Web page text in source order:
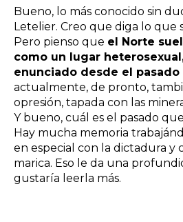
Bueno, lo más conocido sin
Letelier. Creo que diga lo que
Pero pienso que el Norte
como un lugar
enunciado desde el
actualmente, de pronto,
opresión, tapada con las
Y bueno, cuál es el pasado
Hay mucha memoria
en especial con la dictadura y
marica. Eso le da una
gustaría leerla más.